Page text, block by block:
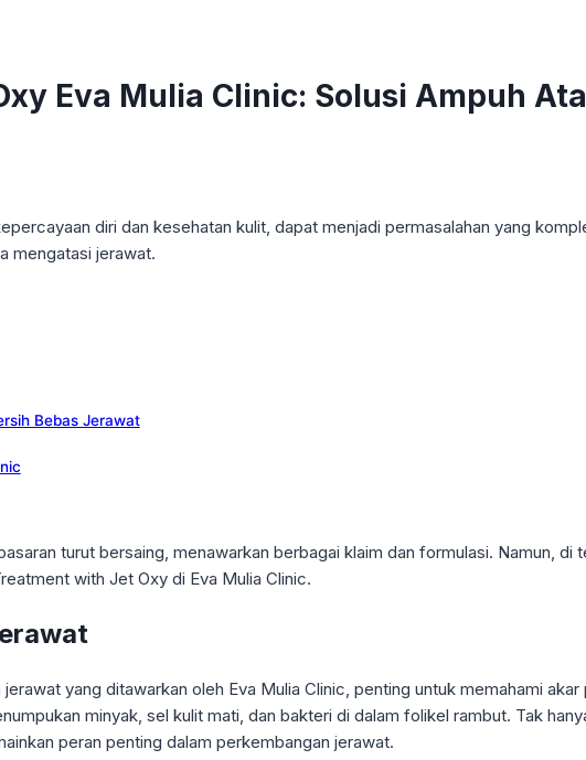
Eva Mulia Clinic: Solusi Ampuh
diri dan kesehatan kulit, dapat menjadi permasalahan yang
mengatasi jerawat.
Bebas Jerawat
turut bersaing, menawarkan berbagai klaim dan formulasi. Namun,
with Jet Oxy di Eva Mulia Clinic.
yang ditawarkan oleh Eva Mulia Clinic, penting untuk memahami
minyak, sel kulit mati, dan bakteri di dalam folikel rambut. Tak
peran penting dalam perkembangan jerawat.